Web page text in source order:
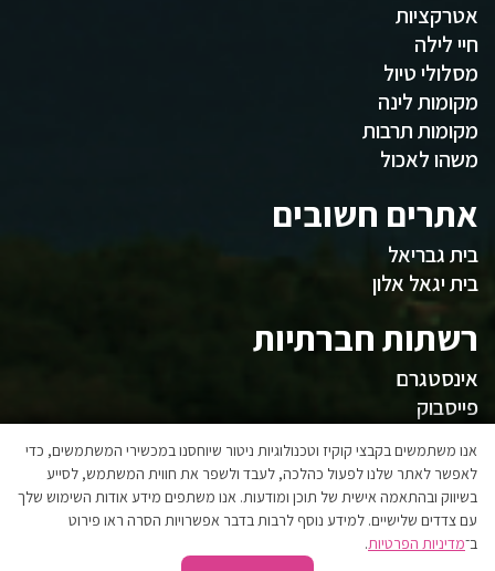
אטרקציות
חיי לילה
מסלולי טיול
מקומות לינה
מקומות תרבות
משהו לאכול
אתרים חשובים
בית גבריאל
בית יגאל אלון
רשתות חברתיות
אינסטגרם
פייסבוק
המועצה
אגפי המועצה
הצהרת נגישות
אנו משתמשים בקבצי קוקיז וטכנולוגיות ניטור שיוחסנו במכשירי המשתמשים, כדי
לאפשר לאתר שלנו לפעול כהלכה, לעבד ולשפר את חווית המשתמש, לסייע
בשיווק ובהתאמה אישית של תוכן ומודעות. אנו משתפים מידע אודות השימוש שלך
עם צדדים שלישיים. למידע נוסף לרבות בדבר אפשרויות הסרה ראו פירוט
ב־מדיניות הפרטיות.